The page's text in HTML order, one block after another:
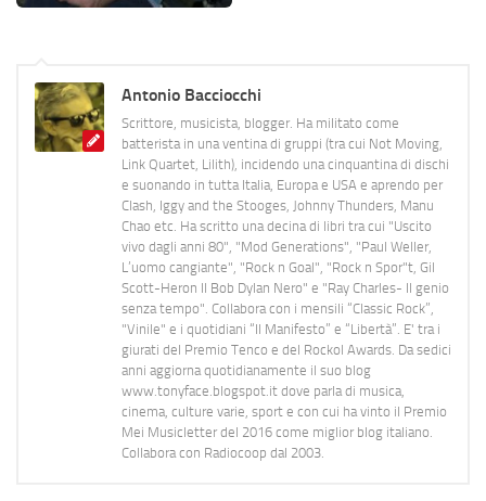
Antonio Bacciocchi
Scrittore, musicista, blogger. Ha militato come
batterista in una ventina di gruppi (tra cui Not Moving,
Link Quartet, Lilith), incidendo una cinquantina di dischi
e suonando in tutta Italia, Europa e USA e aprendo per
Clash, Iggy and the Stooges, Johnny Thunders, Manu
Chao etc. Ha scritto una decina di libri tra cui "Uscito
vivo dagli anni 80", "Mod Generations", "Paul Weller,
L’uomo cangiante", "Rock n Goal", "Rock n Spor"t, Gil
Scott-Heron Il Bob Dylan Nero" e "Ray Charles- Il genio
senza tempo". Collabora con i mensili “Classic Rock”,
"Vinile" e i quotidiani “Il Manifesto” e “Libertà”. E' tra i
giurati del Premio Tenco e del Rockol Awards. Da sedici
anni aggiorna quotidianamente il suo blog
www.tonyface.blogspot.it dove parla di musica,
cinema, culture varie, sport e con cui ha vinto il Premio
Mei Musicletter del 2016 come miglior blog italiano.
Collabora con Radiocoop dal 2003.